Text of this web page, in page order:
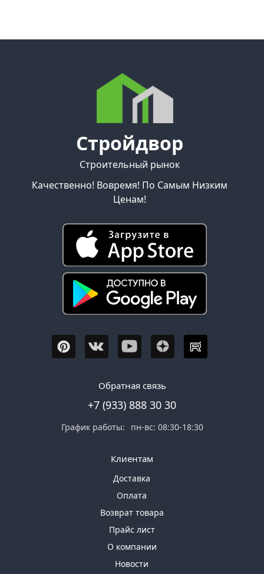
Стройдвор
Строительный рынок
Качественно! Вовремя! По Самым Низким
Ценам!
Обратная связь
+7 (933) 888 30 30
График работы: пн-вс: 08:30-18:30
Клиентам
Доставка
Оплата
Возврат товара
Прайс лист
О компании
Новости